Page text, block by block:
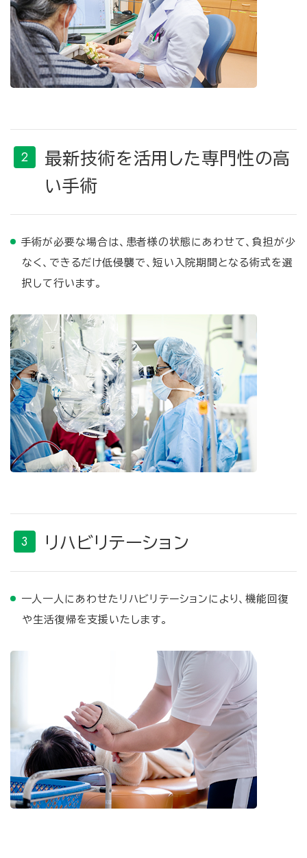
最新技術を活用した専門性の高
い手術
手術が必要な場合は、患者様の状態にあわせて、負担が少
なく、できるだけ低侵襲で、短い入院期間となる術式を選
択して行います。
リハビリテーション
一人一人にあわせたリハビリテーションにより、機能回復
や生活復帰を支援いたします。